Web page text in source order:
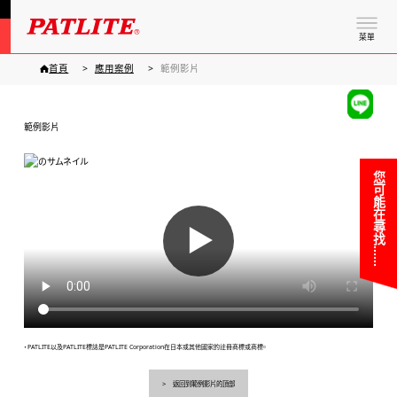
菜單
您可能在尋找……
首頁 應用案例 範例影片
範例影片
▶
・PATLITE以及PATLITE標誌是PATLITE Corporation在日本或其他國家的註冊商標或商標。
返回到範例影片的頂部